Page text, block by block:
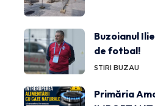
Buzoianul
de fotbal!
STIRI BUZAU
Primăria